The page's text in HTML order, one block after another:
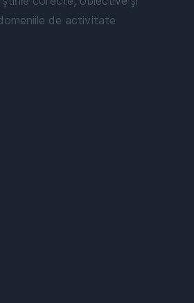
de activitate